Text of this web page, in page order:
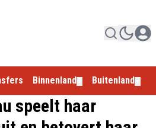
Binnenland Buitenland
speelt haar